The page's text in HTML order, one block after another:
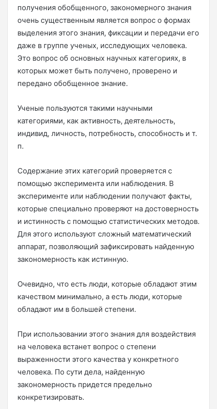
получения обобщенного, закономерного знания
очень существенным является вопрос о формах
выделения этого знания, фиксации и передачи его
даже в группе ученых, исследующих человека.
Это вопрос об основных научных категориях, в
которых может быть получено, проверено и
передано обобщенное знание.
Ученые пользуются такими научными
категориями, как активность, деятельность,
индивид, личность, потребность, способность и т.
п.
Содержание этих категорий проверяется с
помощью эксперимента или наблюдения. В
эксперименте или наблюдении получают факты,
которые специально проверяют на достоверность
и истинность с помощью статистических методов.
Для этого используют сложный математический
аппарат, позволяющий зафиксировать найденную
закономерность как истинную.
Очевидно, что есть люди, которые обладают этим
качеством минимально, а есть люди, которые
обладают им в большей степени.
При использовании этого знания для воздействия
на человека встанет вопрос о степени
выраженности этого качества у конкретного
человека. По сути дела, найденную
закономерность придется предельно
конкретизировать.